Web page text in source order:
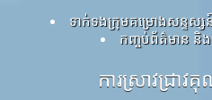
ទាក់ទងក្រុមគម្រោងសន្ទ
កញ្ចប់ព័ត៌មាន និង
ការស្រាវជ្រា